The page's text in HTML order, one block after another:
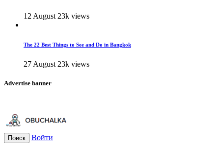
12 August 23k views
The 22 Best Things to See and Do in Bangkok
27 August 23k views
Advertise banner
Поиск Войти